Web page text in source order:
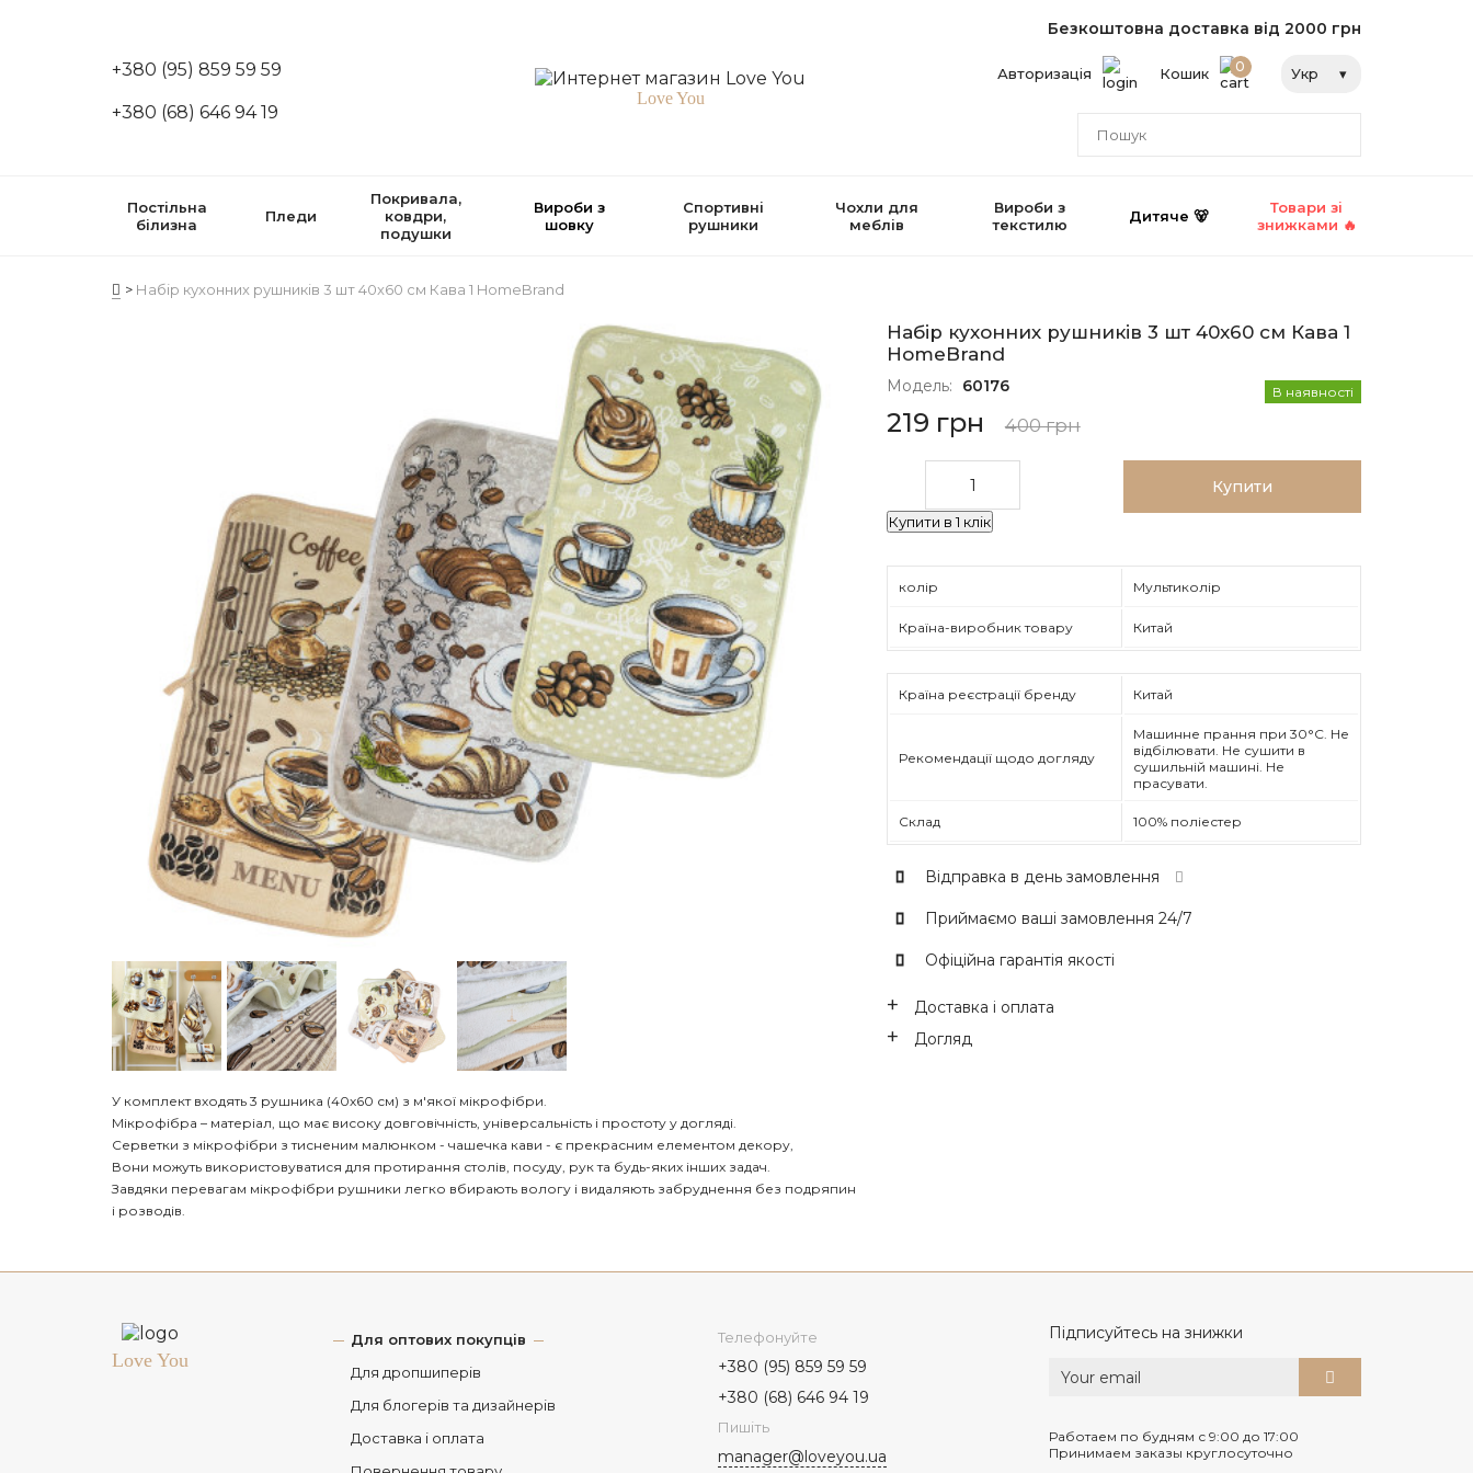
+380 (95) 859 59 59
+380 (68) 646 94 19
Love You
Безкоштовна доставка від 2000 грн
Авторизація Кошик 0 Укр
Постільна
білизна
Пледи
Покривала,
ковдри,
подушки
Вироби з
шовку
Спортивні
рушники
Чохли для
меблів
Вироби з
текстилю
Дитяче 🐻
Товари зі
знижками 🔥
Набір кухонних рушників 3 шт 40x60 см Кава 1 HomeBrand
Набір кухонних рушників 3 шт 40x60 см Кава 1
HomeBrand
Модель: 60176 В наявності
219 грн 400 грн
Купити
Купити в 1 клік
колір Мультиколір
Країна-виробник товару Китай
Країна реєстрації бренду Китай
Рекомендації щодо догляду
Машинне прання при 30°C. Не
відбілювати. Не сушити в
сушильній машині. Не
прасувати.
Склад 100% поліестер
Відправка в день замовлення
Приймаємо ваші замовлення 24/7
Офіційна гарантія якості
Доставка і оплата
Догляд
У комплект входять 3 рушника (40х60 см) з м'якої мікрофібри.
Мікрофібра – матеріал, що має високу довговічність, універсальність і простоту у догляді.
Серветки з мікрофібри з тисненим малюнком - чашечка кави - є прекрасним елементом декору,
Вони можуть використовуватися для протирання столів, посуду, рук та будь-яких інших задач.
Завдяки перевагам мікрофібри рушники легко вбирають вологу і видаляють забруднення без подряпин
і розводів.
Love You
Для оптових покупців
Для дропшиперів
Для блогерів та дизайнерів
Доставка і оплата
Телефонуйте
+380 (95) 859 59 59
+380 (68) 646 94 19
Пишіть
manager@loveyou.ua
Підписуйтесь на знижки
Работаем по будням с 9:00 до 17:00
Принимаем заказы круглосуточно